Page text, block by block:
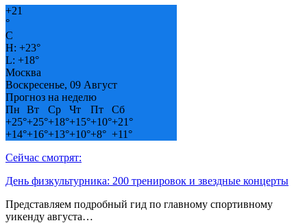
+21
°
C
H: +23°
L: +18°
Москва
Воскресенье, 09 Август
Прогноз на неделю
Пн
Вт Ср Чт Пт
Сб
+25°+25°+18°+15°+10°+21°
+14°+16°+13°+10°+8° +11°
Сейчас смотрят:
День физкультурника: 200 тренировок и звездные концерты
Представляем подробный гид по главному спортивному
уикенду августа…